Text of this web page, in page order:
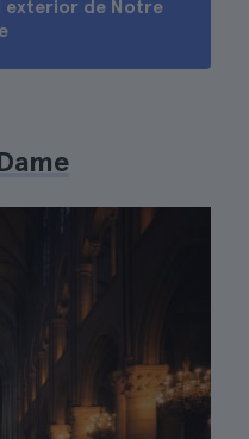
exterior de Notre